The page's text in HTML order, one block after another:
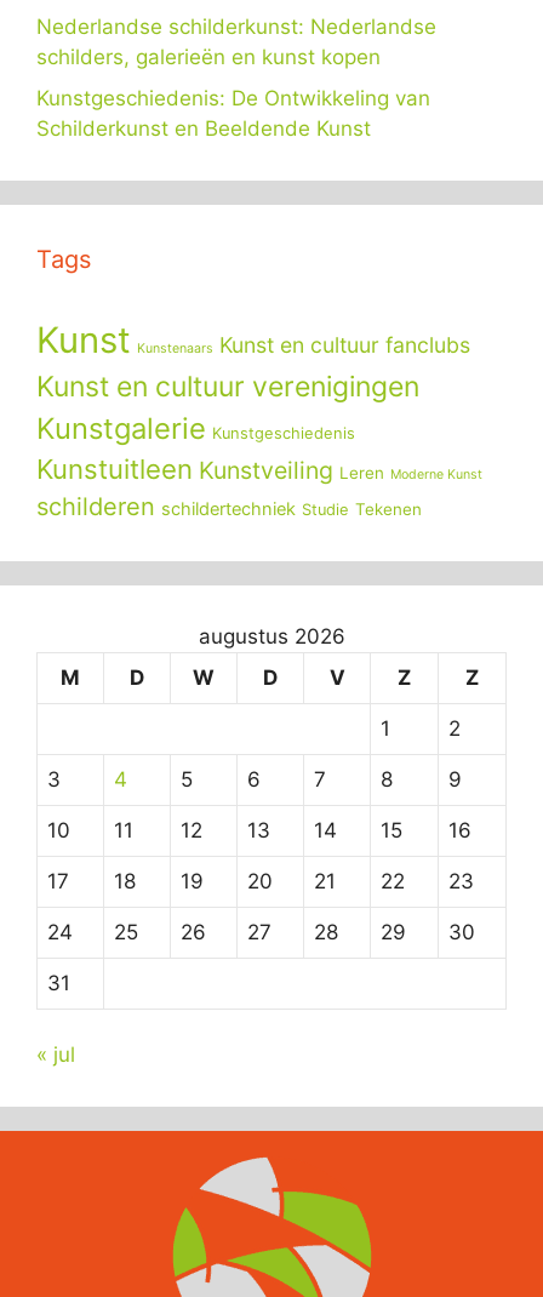
Nederlandse schilderkunst: Nederlandse
schilders, galerieën en kunst kopen
Kunstgeschiedenis: De Ontwikkeling van
Schilderkunst en Beeldende Kunst
Tags
Kunst Kunstenaars Kunst en cultuur fanclubs
Kunst en cultuur verenigingen
Kunstgalerie Kunstgeschiedenis
Kunstuitleen Kunstveiling Leren Moderne Kunst
schilderen schildertechniek Studie Tekenen
augustus 2026
M
D W D V Z Z
1 2
3 4 5 6 7 8 9
10 11 12 13 14 15 16
17 18 19 20 21 22 23
24 25 26 27 28 29 30
31
« jul